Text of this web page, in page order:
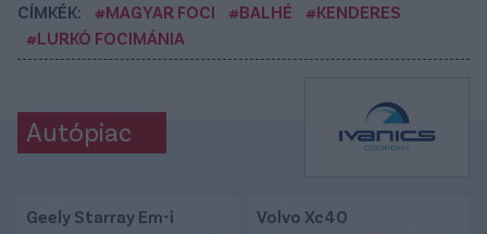
CÍMKÉK: #MAGYAR FOCI #BALHÉ
#KENDERES
#LURKÓ FOCIMÁNIA
Autópiac
Geely Starray Em-i Volvo Xc40